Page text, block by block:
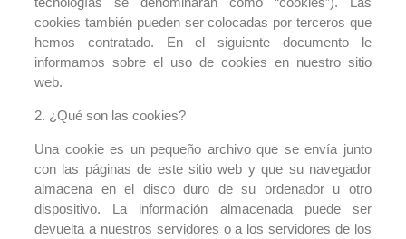
tecnologías se denominarán como “cookies”). Las
cookies también pueden ser colocadas por terceros que
hemos contratado. En el siguiente documento le
informamos sobre el uso de cookies en nuestro sitio
web.
2. ¿Qué son las cookies?
Una cookie es un pequeño archivo que se envía junto
con las páginas de este sitio web y que su navegador
almacena en el disco duro de su ordenador u otro
dispositivo. La información almacenada puede ser
devuelta a nuestros servidores o a los servidores de los